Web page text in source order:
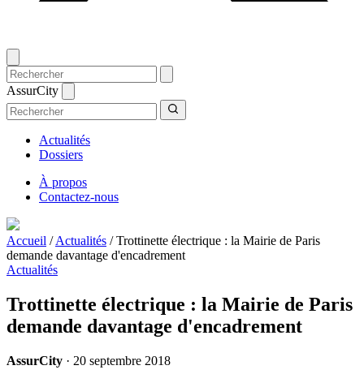
AssurCity
Actualités
Dossiers
À propos
Contactez-nous
Accueil /Actualités /Trottinette électrique : la Mairie de Paris
demande davantage d'encadrement
Actualités
Trottinette électrique : la Mairie de Paris
demande davantage d'encadrement
AssurCity · 20 septembre 2018